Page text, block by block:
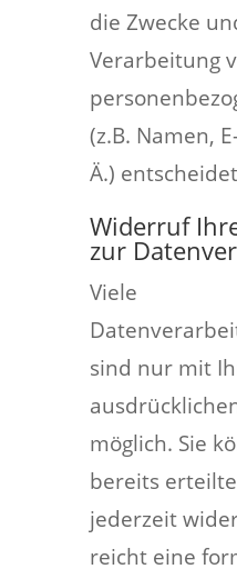
die Zwecke
Verarbeitung
(z.B. Namen,
Ä.)
Widerruf
zur
Viele
sind nur mit
möglich. Sie
bereits
jederzeit
reicht eine